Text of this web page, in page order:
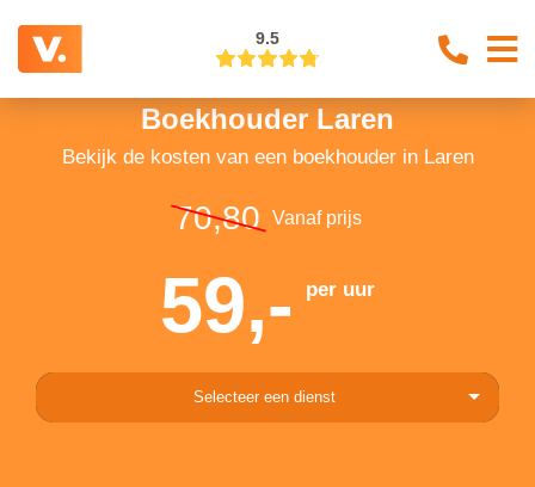
9.5
Boekhouder Laren
Bekijk de kosten van een boekhouder in Laren
70,80 Vanaf prijs
59,- per uur
Selecteer een dienst